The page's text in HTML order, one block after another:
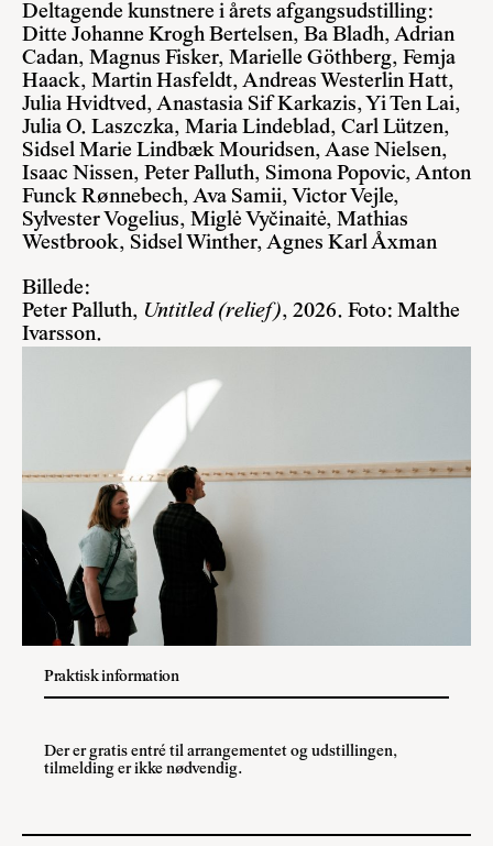
Deltagende kunstnere i årets afgangsudstilling:
Ditte Johanne Krogh Bertelsen, Ba Bladh, Adrian
Cadan, Magnus Fisker, Marielle Göthberg, Femja
Haack, Martin Hasfeldt, Andreas Westerlin Hatt,
Julia Hvidtved, Anastasia Sif Karkazis, Yi Ten Lai,
Julia O. Laszczka, Maria Lindeblad, Carl Lützen,
Sidsel Marie Lindbæk Mouridsen, Aase Nielsen,
Isaac Nissen, Peter Palluth, Simona Popovic, Anton
Funck Rønnebech, Ava Samii, Victor Vejle,
Sylvester Vogelius, Miglė Vyčinaitė, Mathias
Westbrook, Sidsel Winther, Agnes Karl Åxman
Billede:
Peter Palluth, Untitled (relief), 2026. Foto: Malthe
Ivarsson.
Praktisk information
Der er gratis entré til arrangementet og udstillingen,
tilmelding er ikke nødvendig.